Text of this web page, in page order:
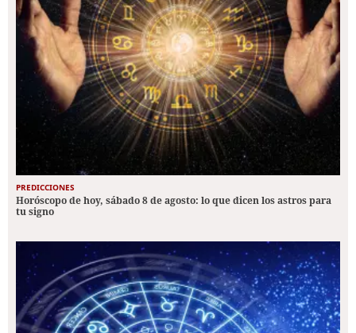
PREDICCIONES
Horóscopo de hoy, sábado 8 de agosto: lo que dicen los astros para
tu signo